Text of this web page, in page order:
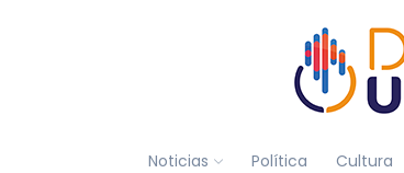
Noticias Política Cultura